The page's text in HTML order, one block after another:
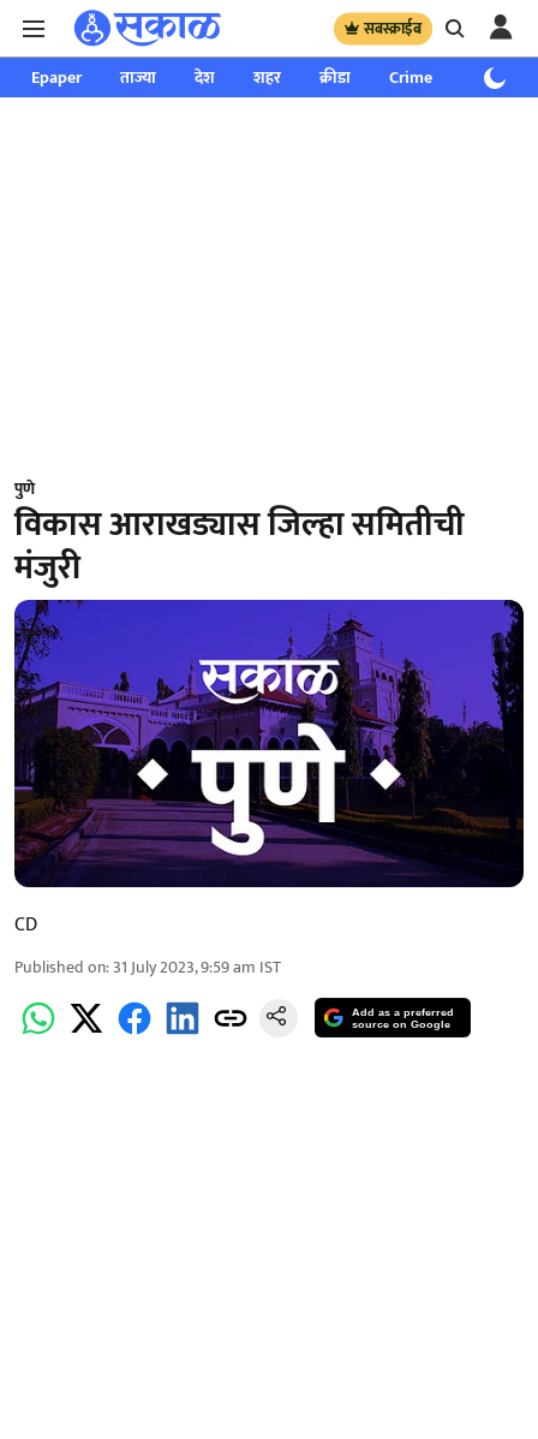
सबस्क्राईब
Epaper ताज्या देश शहर क्रीडा Crime साप्ताहिक
पुणे
विकास आराखड्यास जिल्हा समितीची
मंजुरी
CD
Published on:31 July 2023, 9:59 am IST
Add as a preferred
source on Google